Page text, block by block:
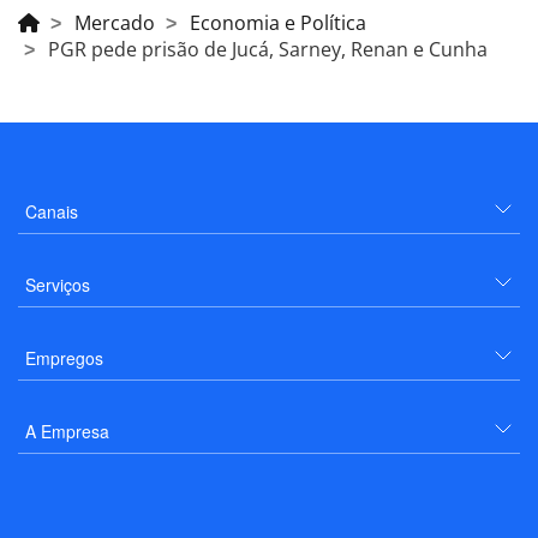
Mercado
Economia e Política
PGR pede prisão de Jucá, Sarney, Renan e Cunha
Canais
Serviços
Empregos
A Empresa